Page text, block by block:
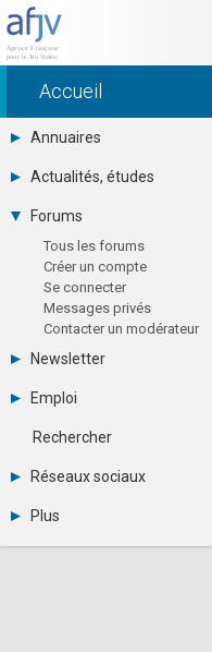
Accueil
Annuaires
Toutes les sociétés (691)
Studios (418)
Editeurs (49)
Hard. / Accessoires (10)
Middlewares (15)
Prestataires (99)
Assoc. / Syndicats (21)
Formations / Ecoles (46)
Presse spécialisée (17)
Actualités, études
Chiffres
Etudes
eSport
Financement
Hardware
Juridiques
Librairie
RSS
Forums
Tous les forums
Créer un compte
Se connecter
Messages privés
Contacter un modérateur
Newsletter
Archives
Abonnement
Emploi
Consulter les annonces
Observatoire de l'emploi
Rechercher
Réseaux sociaux
LinkedIn
Plus
Annonceurs